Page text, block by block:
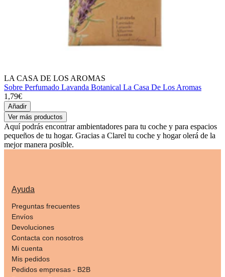
LA CASA DE LOS AROMAS
Sobre Perfumado Lavanda Botanical La Casa De Los Aromas
1,79€
Añadir
Ver más productos
Aquí podrás encontrar ambientadores para tu coche y para espacios
pequeños de tu hogar. Gracias a Clarel tu coche y hogar olerá de la
mejor manera posible.
Ayuda
Preguntas frecuentes
Envíos
Devoluciones
Contacta con nosotros
Mi cuenta
Mis pedidos
Pedidos empresas - B2B